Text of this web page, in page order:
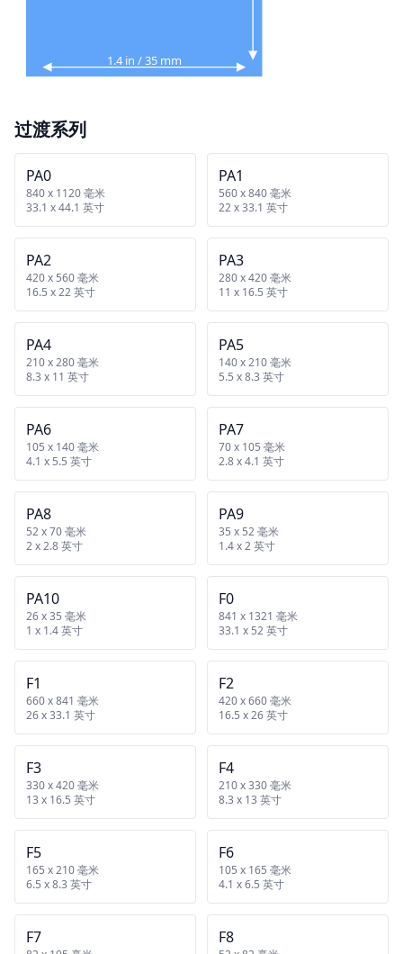
1.4 in / 35 mm
过渡系列
PA0
840 x 1120 毫米
33.1 x 44.1 英寸
PA1
560 x 840 毫米
22 x 33.1 英寸
PA2
420 x 560 毫米
16.5 x 22 英寸
PA3
280 x 420 毫米
11 x 16.5 英寸
PA4
210 x 280 毫米
8.3 x 11 英寸
PA5
140 x 210 毫米
5.5 x 8.3 英寸
PA6
105 x 140 毫米
4.1 x 5.5 英寸
PA7
70 x 105 毫米
2.8 x 4.1 英寸
PA8
52 x 70 毫米
2 x 2.8 英寸
PA9
35 x 52 毫米
1.4 x 2 英寸
PA10
26 x 35 毫米
1 x 1.4 英寸
F0
841 x 1321 毫米
33.1 x 52 英寸
F1
660 x 841 毫米
26 x 33.1 英寸
F2
420 x 660 毫米
16.5 x 26 英寸
F3
330 x 420 毫米
13 x 16.5 英寸
F4
210 x 330 毫米
8.3 x 13 英寸
F5
165 x 210 毫米
6.5 x 8.3 英寸
F6
105 x 165 毫米
4.1 x 6.5 英寸
F7 F8